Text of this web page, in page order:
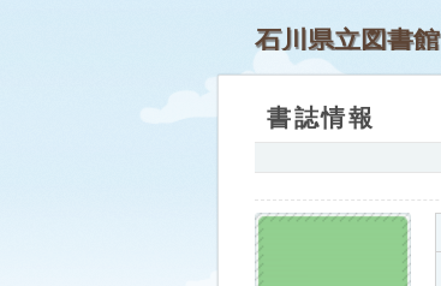
石川県立図書館
書誌情報